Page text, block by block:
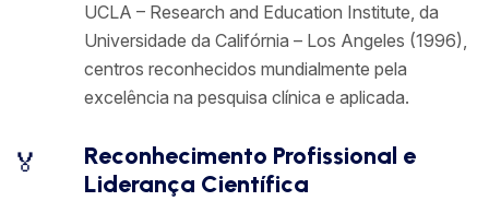
UCLA – Research and Education Institute, da
Universidade da Califórnia – Los Angeles (1996),
centros reconhecidos mundialmente pela
excelência na pesquisa clínica e aplicada.
🏅
Reconhecimento Profissional e
Liderança Científica